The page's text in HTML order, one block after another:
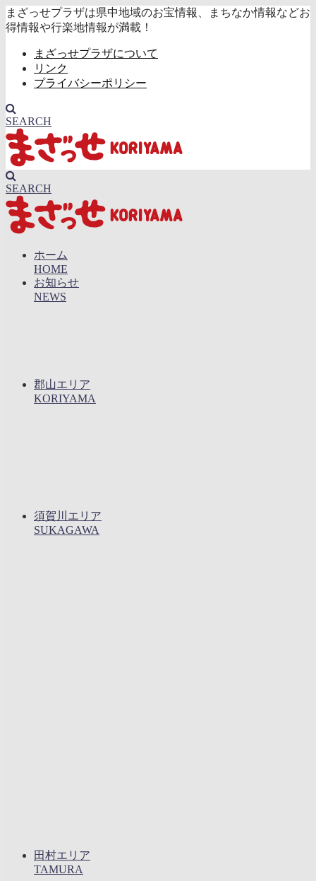
まざっせプラザは県中地域のお宝情報、まちなか情報などお
得情報や行楽地情報が満載！
まざっせプラザについて
リンク
プライバシーポリシー
SEARCH
SEARCH
ホーム
HOME
お知らせ
NEWS
郡山エリア
KORIYAMA
須賀川エリア
SUKAGAWA
田村エリア
TAMURA